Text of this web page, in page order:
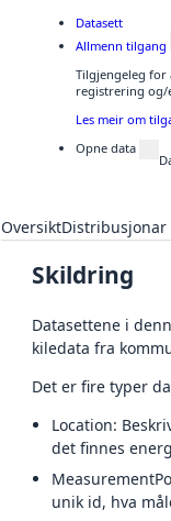
Datasett
Allmenn tilgang
Tilgjengeleg for
registrering og/
Les meir om
Opne data
OversiktDistribusjonar
Skildring
Datasettene i
kiledata fra
Det er fire typer
Location:
det finnes
unik id, hva